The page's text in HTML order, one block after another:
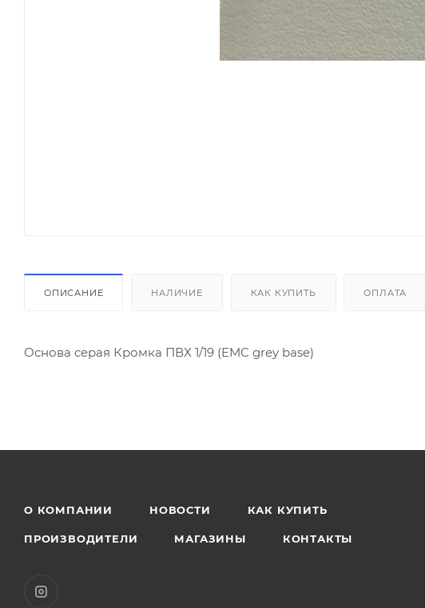
ОПИСАНИЕ НАЛИЧИЕ КАК КУПИТЬ ОПЛАТА
Основа серая Кромка ПВХ 1/19 (EMC grey base)
О КОМПАНИИ НОВОСТИ КАК КУПИТЬ
ПРОИЗВОДИТЕЛИ МАГАЗИНЫ КОНТАКТЫ